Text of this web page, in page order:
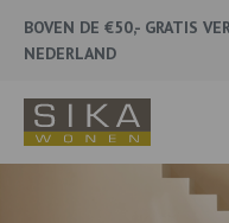
BOVEN DE €50,- GRATIS
NEDERLAND